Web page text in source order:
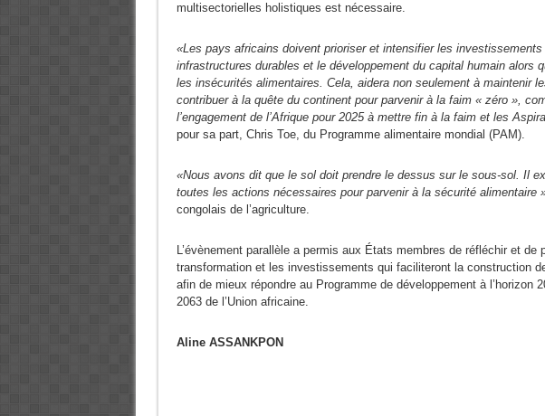
multisectorielles holistiques est nécessaire.
«Les pays africains doivent prioriser et intensifier les
infrastructures durables et le développement du capital humain alors
les insécurités alimentaires. Cela, aidera non seulement à maintenir
contribuer à la quête du continent pour parvenir à la faim « zéro »,
l’engagement de l’Afrique pour 2025 à mettre fin à la faim et les
pour sa part, Chris Toe, du Programme alimentaire mondial (PAM).
«Nous avons dit que le sol doit prendre le dessus sur le sous-sol. Il
toutes les actions nécessaires pour parvenir à la sécurité alimentaire
congolais de l’agriculture.
L’évènement parallèle a permis aux États membres de réfléchir et de
transformation et les investissements qui faciliteront la construction
afin de mieux répondre au Programme de développement à l’horizon
2063 de l’Union africaine.
Aline ASSANKPON